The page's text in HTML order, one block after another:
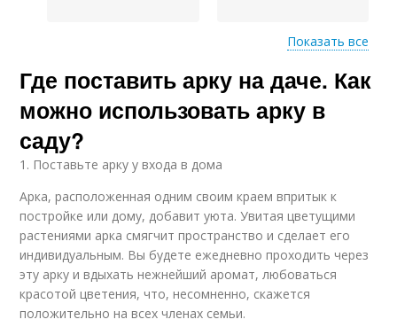
Садовый участок
Показать все
Где поставить арку на даче. Как
можно использовать арку в
саду?
1. Поставьте арку у входа в дома
Арка, расположенная одним своим краем впритык к
постройке или дому, добавит уюта. Увитая цветущими
растениями арка смягчит пространство и сделает его
индивидуальным. Вы будете ежедневно проходить через
эту арку и вдыхать нежнейший аромат, любоваться
красотой цветения, что, несомненно, скажется
положительно на всех членах семьи.